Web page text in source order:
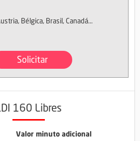
Bélgica, Brasil, Canadá...
Solicitar
160 Libres
Valor minuto adicional